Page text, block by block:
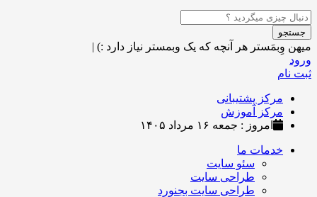
جستجو
میهن وِبمَستر هر آنچه که یک وبمستر نیاز دارد :) |
ورود
ثبت نام
مرکز پشتیبانی
مرکز آموزش
امروز : جمعه ۱۶ مرداد ۱۴۰۵
خدمات ما
سئو سایت
طراحی سایت
طراحی سایت بجنورد